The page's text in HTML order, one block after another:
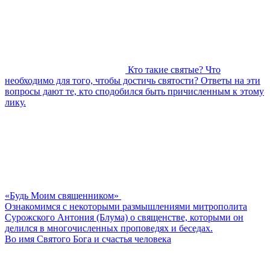
Кто такие святые? Что
необходимо для того, чтобы достичь святости? Ответы на эти
вопросы дают те, кто сподобился быть причисленным к этому
лику.
«Будь Моим священником»
Ознакомимся с некоторыми размышлениями митрополита
Сурожского Антония (Блума) о священстве, которыми он
делился в многочисленных проповедях и беседах.
Во имя Святого Бога и счастья человека